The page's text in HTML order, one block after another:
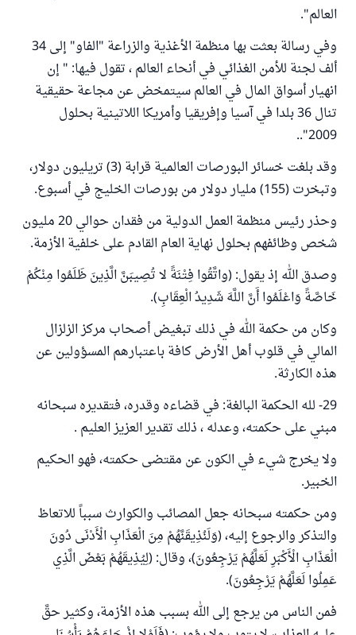
العالم".
وفي رسالة بعثت بها منظمة الأغذية والزراعة "الفاو" إلى 34
ألف لجنة للأمن الغذائي في أنحاء العالم ، تقول فيها: " إن
انهيار أسواق المال في العالم سيتمخض عن مجاعة حقيقية
تنال 36 بلدا في آسيا وإفريقيا وأمريكا اللاتينية بحلول
2009"..
وقد بلغت خسائر البورصات العالمية قرابة (3) تريليون دولار،
وتبخرت (155) مليار دولار من بورصات الخليج في أسبوع.
وحذر رئيس منظمة العمل الدولية من فقدان حوالي 20 مليون
شخص وظائفهم بحلول نهاية العام القادم على خلفية الأزمة.
وصدق الله إذ يقول: (واتَّقُوا فِتْنَةً لا تُصِيبَنَّ الَّذِينَ ظَلَمُوا مِنْكُمْ
خَاصَّةً وَاعْلَمُوا أَنَّ اللَّهَ شَدِيدُ الْعِقَابِ).
وكان من حكمة الله في ذلك تبغيض أصحاب مركز الزلزال
المالي في قلوب أهل الأرض كافة باعتبارهم المسؤولين عن
هذه الكارثة.
29- لله الحكمة البالغة: في قضاءه وقدره، فتقديره سبحانه
مبني على حكمته، وعدله ، ذلك تقدير العزيز العليم .
ولا يخرج شيء في الكون عن مقتضى حكمته، فهو الحكيم
الخبير.
ومن حكمته سبحانه جعل المصائب والكوارث سبباً للاتعاظ
والتذكر والرجوع إليه، (وَلَنُذِيقَنَّهُمْ مِنَ الْعَذَابِ الْأَدْنَى دُونَ
الْعَذَابِ الْأَكْبَرِ لَعَلَّهُمْ يَرْجِعُونَ)، وقال: (لِيُذِيقَهُمْ بَعْضَ الَّذِي
عَمِلُوا لَعَلَّهُمْ يَرْجِعُونَ).
فمن الناس من يرجع إلى الله بسبب هذه الأزمة، وكثير حقَّ